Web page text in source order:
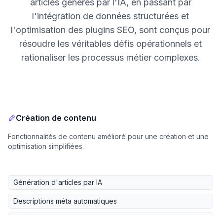
articles générés par l'IA, en passant par
l'intégration de données structurées et
l'optimisation des plugins SEO, sont conçus pour
résoudre les véritables défis opérationnels et
rationaliser les processus métier complexes.
Création de contenu
Fonctionnalités de contenu amélioré pour une création et une
optimisation simplifiées.
Génération d'articles par IA
Descriptions méta automatiques